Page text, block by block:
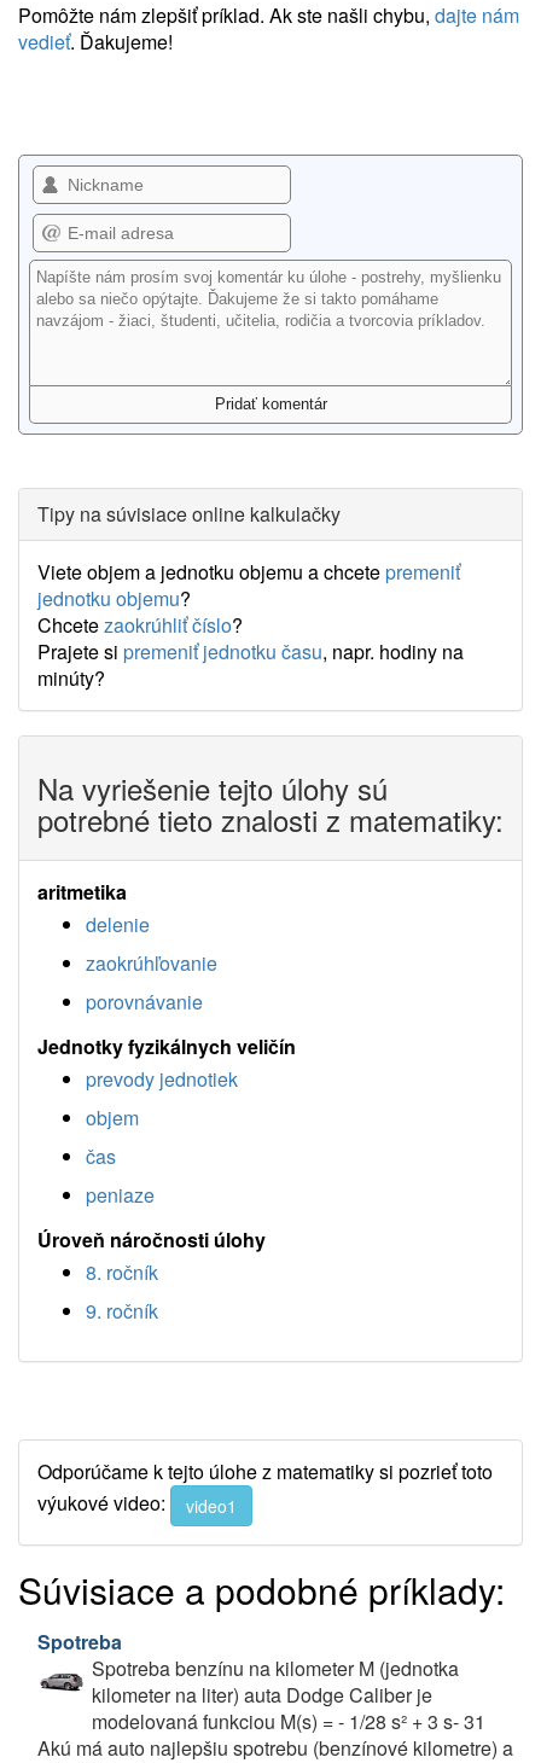
Pomôžte nám zlepšiť príklad. Ak ste našli chybu, dajte nám
vedieť. Ďakujeme!
Tipy na súvisiace online kalkulačky
Viete objem a jednotku objemu a chcetepremeniť
jednotku objemu?
Chcetezaokrúhliť číslo?
Prajete si premeniť jednotku času, napr. hodiny na
minúty?
Na vyriešenie tejto úlohy sú
potrebné tieto znalosti z matematiky:
aritmetika
delenie
zaokrúhľovanie
porovnávanie
Jednotky fyzikálnych veličín
prevody jednotiek
objem
čas
peniaze
Úroveň náročnosti úlohy
8. ročník
9. ročník
Odporúčame k tejto úlohe z matematiky si pozrieť toto
výukové video:
video1
Súvisiace a podobné príklady:
Spotreba
Spotreba benzínu na kilometer M (jednotka
kilometer na liter) auta Dodge Caliber je
modelovaná funkciou M(s) = - 1/28 s² + 3 s- 31
Akú má auto najlepšiu spotrebu (benzínové kilometre) a